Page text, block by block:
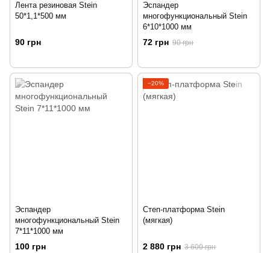
Лента резиновая Stein
50*1,1*500 мм
90 грн
Эспандер
многофункциональный Stein
6*10*1000 мм
72 грн 90 грн
Эспандер
многофункциональный Stein
7*11*1000 мм
100 грн
−20%
Степ-платформа Stein
(мягкая)
2 880 грн 3 600 грн